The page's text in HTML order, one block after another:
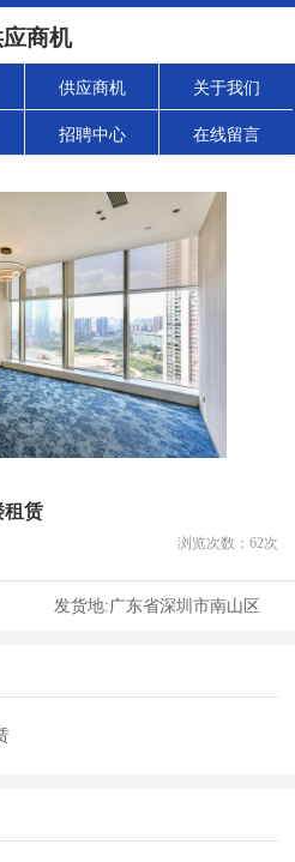
商机
供应商机 关于我们
招聘中心 在线留言
租赁
浏览次数： 62次
发货地:广东省深圳市南山区